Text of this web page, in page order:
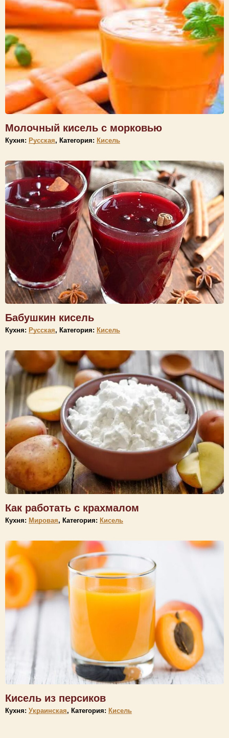
Молочный кисель с морковью
Кухня: Русская, Категория: Кисель
Бабушкин кисель
Кухня: Русская, Категория: Кисель
Как работать с крахмалом
Кухня: Мировая, Категория: Кисель
Кисель из персиков
Кухня: Украинская, Категория: Кисель